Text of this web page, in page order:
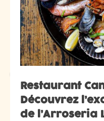
Restaurant
Découvrez
de l’Arroseria